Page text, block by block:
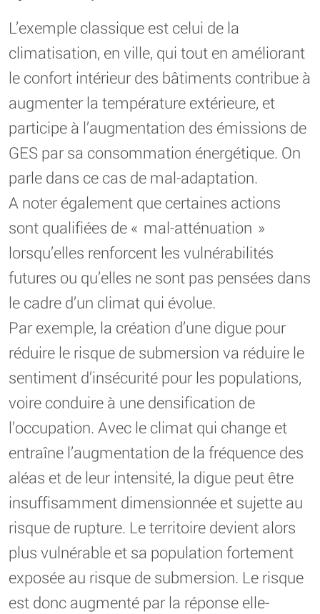
L’exemple classique est celui de la
climatisation, en ville, qui tout en améliorant
le confort intérieur des bâtiments contribue à
augmenter la température extérieure, et
participe à l’augmentation des émissions de
GES par sa consommation énergétique. On
parle dans ce cas de mal-adaptation.
A noter également que certaines actions
sont qualifiées de « mal-atténuation »
lorsqu’elles renforcent les vulnérabilités
futures ou qu’elles ne sont pas pensées dans
le cadre d’un climat qui évolue.
Par exemple, la création d’une digue pour
réduire le risque de submersion va réduire le
sentiment d’insécurité pour les populations,
voire conduire à une densification de
l’occupation. Avec le climat qui change et
entraîne l’augmentation de la fréquence des
aléas et de leur intensité, la digue peut être
insuffisamment dimensionnée et sujette au
risque de rupture. Le territoire devient alors
plus vulnérable et sa population fortement
exposée au risque de submersion. Le risque
est donc augmenté par la réponse elle-